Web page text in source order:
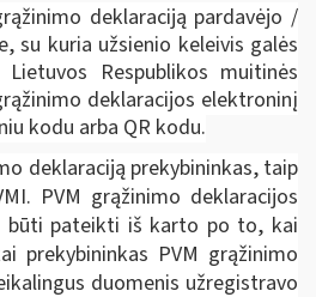
deklaraciją pardavėjo /
su kuria užsienio keleivis galės
Respublikos muitinės
deklaracijos elektroninį
kodu arba QR kodu.
deklaraciją prekybininkas, taip
PVM grąžinimo deklaracijos
būti pateikti iš karto po to, kai
prekybininkas PVM grąžinimo
duomenis užregistravo